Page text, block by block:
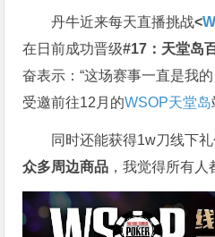
丹牛近来每天直播挑战<
在日前成功晋级#17：天堂岛
奋表示：“这场赛事一直是我
受邀前往12月的WSOP天堂岛
同时还能获得1w刀线下
众多周边商品 ，我觉得所有